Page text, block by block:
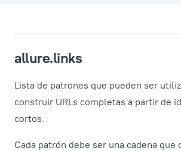
allure.links
Lista de patrones que pueden ser
construir URLs completas a partir de
cortos.
Cada patrón debe ser una cadena que